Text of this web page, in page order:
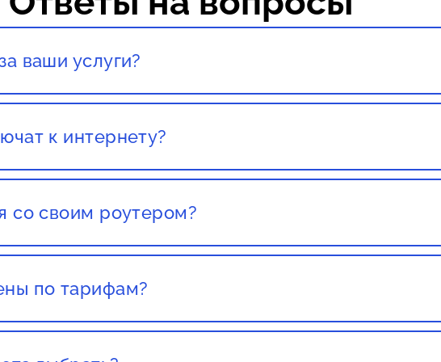
ваши услуги?
со специалистом полностью бесплатны!
к интернету?
города. Как правило, наших клиентов подключают в
со своим роутером?
своим роутером. Но этот роутер должен был приобретаться в
по тарифам?
клиентов не повышают цены, стоит обращать внимание на